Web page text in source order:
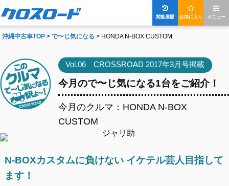
メニュー
お気に入り
閲覧履歴
沖縄中古車TOP >で〜じ気になる > HONDA N-BOX CUSTOM
Vol.06 CROSSROAD 2017年3月号掲載
今月ので〜じ気になる1台をご紹介！
今月のクルマ：HONDA N-BOX
CUSTOM
N-BOXカスタムに負けない イケテル芸人目指して
ます！